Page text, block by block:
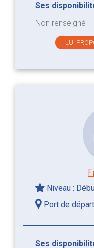
Ses
Non renseigné
LUI
Niveau :
Port de
Ses